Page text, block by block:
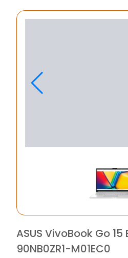
ASUS VivoBook Go 15
90NB0ZR1-M01EC0